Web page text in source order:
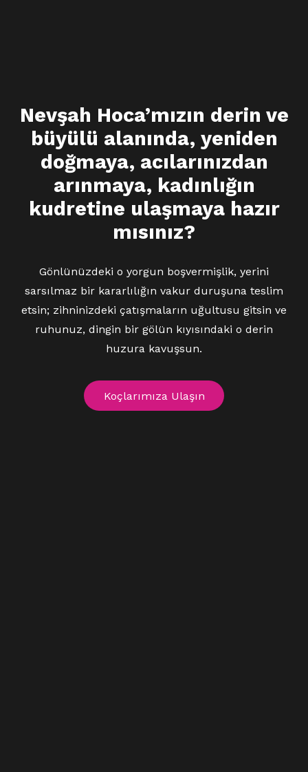
Nevşah Hoca’mızın derin ve
büyülü alanında, yeniden
doğmaya, acılarınızdan
arınmaya, kadınlığın
kudretine ulaşmaya hazır
mısınız?
Gönlünüzdeki o yorgun boşvermişlik, yerini
sarsılmaz bir kararlılığın vakur duruşuna teslim
etsin; zihninizdeki çatışmaların uğultusu gitsin ve
ruhunuz, dingin bir gölün kıyısındaki o derin
huzura kavuşsun.
Koçlarımıza Ulaşın